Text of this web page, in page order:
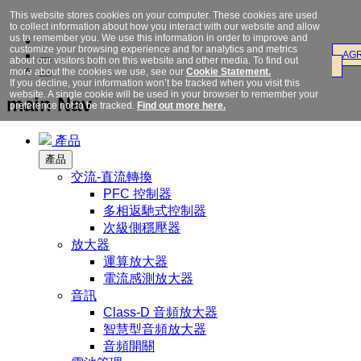
main Nav
產品
產品
交流-直流轉換
PFC 控制器
多相返馳式控制器
次級側穩壓器
放大器
運算放大器
電流感測放大器
音訊
Class-D 音頻放大器
智慧型音頻放大器
音頻開關
This website stores cookies on your computer. These cookies are used
to collect information about how you interact with our website and allow
us to remember you. We use this information in order to improve and
customize your browsing experience and for analytics and metrics
about our visitors both on this website and other media. To find out
more about the cookies we use, see our Cookie Statement.
If you decline, your information won’t be tracked when you visit this
website. A single cookie will be used in your browser to remember your
preference not to be tracked. Find out more here.